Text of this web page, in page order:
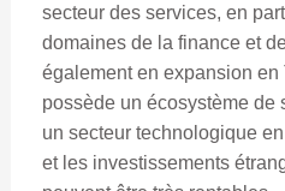
secteur des services, en
domaines de la finance et
également en expansion en
possède un écosystème de
un secteur technologique
et les investissements